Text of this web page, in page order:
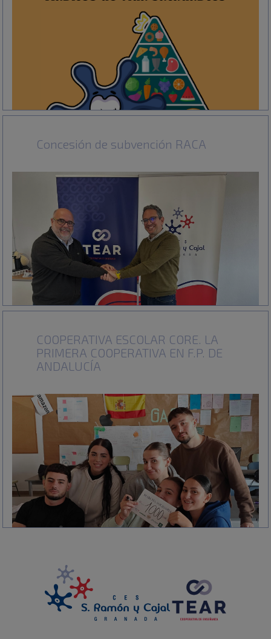
Concesión de subvención RACA
COOPERATIVA ESCOLAR CORE. LA
PRIMERA COOPERATIVA EN F.P. DE
ANDALUCÍA